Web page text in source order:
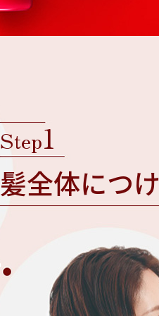
Step1
髪全体につ